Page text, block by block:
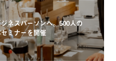
ネスパーソンへ。500人の
ミナーを開催